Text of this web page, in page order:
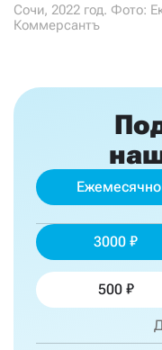
Сочи, 2022 год. Фото:
Коммерсантъ
Ежемесячно
3000
500